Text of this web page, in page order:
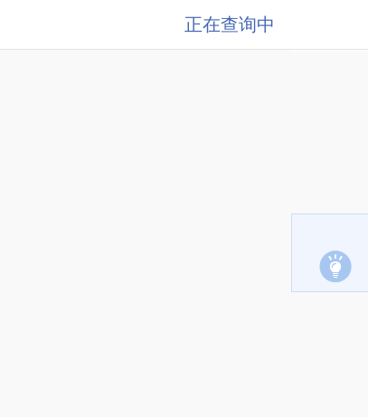
正在查询中